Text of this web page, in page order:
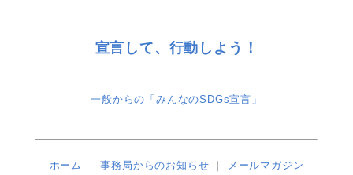
宣言して、行動しよう！
一般からの「みんなのSDGs宣言」
ホーム 事務局からのお知らせ メールマガジン